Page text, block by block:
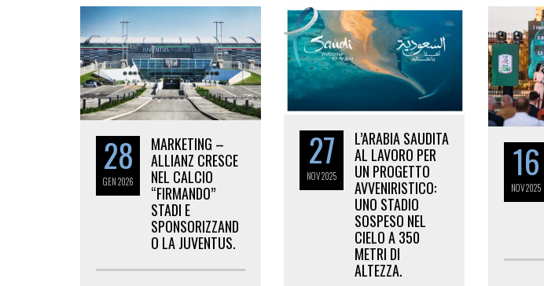
28
GEN2026
MARKETING –
ALLIANZ CRESCE
NEL CALCIO
“FIRMANDO”
STADI E
SPONSORIZZAND
O LA JUVENTUS.
27
NOV2025
L’ARABIA SAUDITA
AL LAVORO PER
UN PROGETTO
AVVENIRISTICO:
UNO STADIO
SOSPESO NEL
CIELO A 350
METRI DI
ALTEZZA.
16
NOV2025